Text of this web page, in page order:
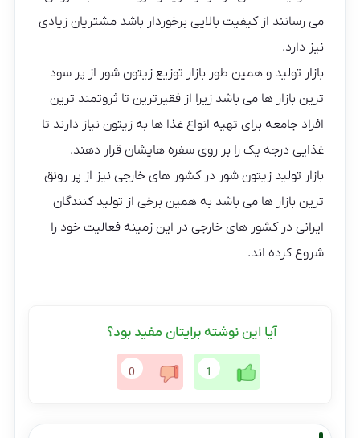
می رسانند از کیفیت بالایی برخوردار باشد مشتریان زیادی
نیز دارد.
بازار تولید و همین طور بازار توزیع زیتون شور از پر سود
ترین بازار ها می باشد زیرا از فقیرترین تا ثروتمند ترین
افراد جامعه برای تهیه انواع غذا ها به زیتون نیاز دارند تا
غذایی درجه یک را بر روی سفره هایشان قرار دهند.
بازار تولید زیتون شور در کشور های خارجی نیز از پر رونق
ترین بازار ها می باشد به همین برخی از تولید کنندگان
ایرانی در کشور های خارجی در این زمینه فعالیت خود را
شروع کرده اند.
آیا این نوشته برایتان مفید بود؟
1
0